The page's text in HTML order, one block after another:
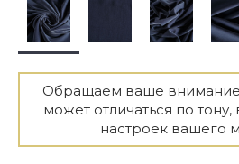
Обращаем ваше внимание,
может отличаться по
настроек вашего